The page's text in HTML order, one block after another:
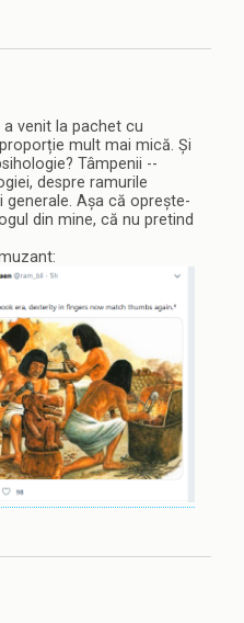
venit la pachet cu
mult mai mică. Și
Tâmpenii --
despre ramurile
generale. Așa că oprește-
din mine, că nu pretind